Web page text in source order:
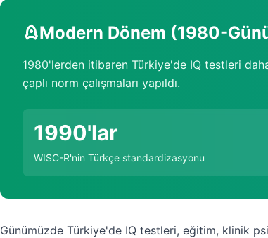
Modern Dönem (1980-
1980'lerden itibaren Türkiye'de IQ testleri
çaplı norm çalışmaları yapıldı.
1990'lar
WISC-R'nin Türkçe standardizasyonu
Günümüzde Türkiye'de IQ testleri, eğitim, klinik